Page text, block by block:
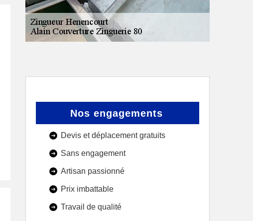
Nos engagements
Devis et déplacement gratuits
Sans engagement
Artisan passionné
Prix imbattable
Travail de qualité